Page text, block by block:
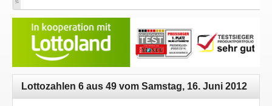
Lottozahlen 6 aus 49 vom Samstag, 16. Juni 2012